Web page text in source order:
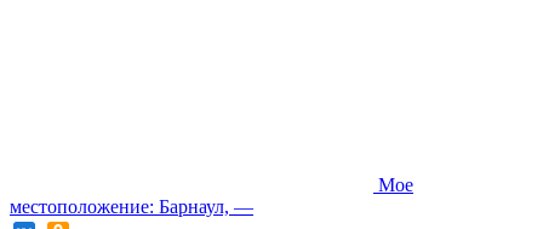
Мое
местоположение: Барнаул, —